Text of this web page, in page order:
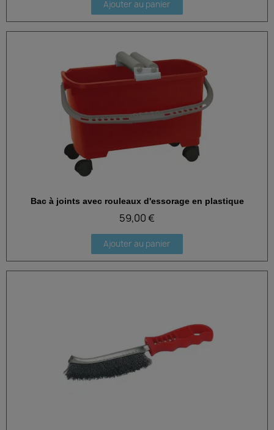
Ajouter au panier
Aperçu rapide
Bac à joints avec rouleaux d'essorage en plastique
59,00 €
Ajouter au panier